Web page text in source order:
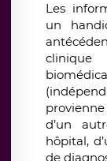
Les
un
d’un
hôpital,
de